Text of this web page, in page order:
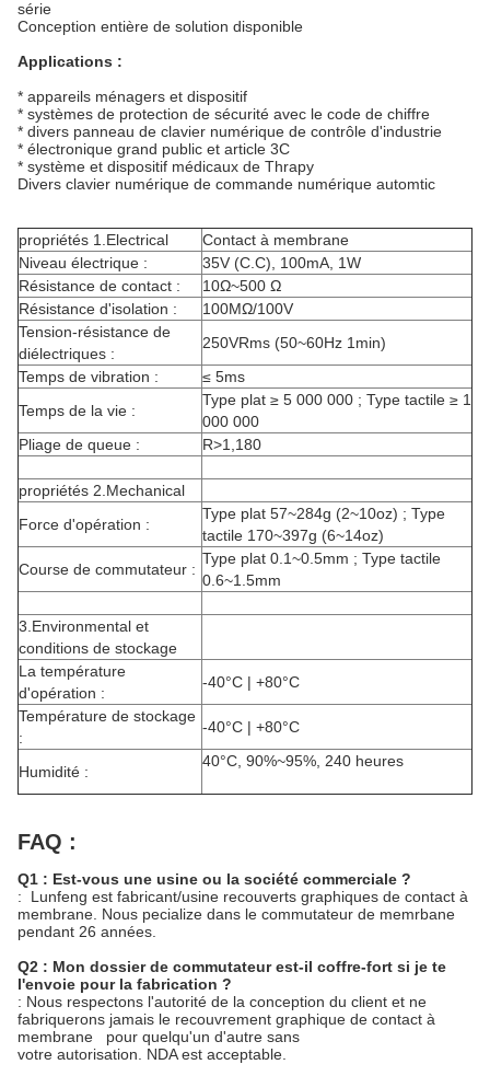
série
Conception entière de solution disponible
Applications :
* appareils ménagers et dispositif
* systèmes de protection de sécurité avec le code de chiffre
* divers panneau de clavier numérique de contrôle d'industrie
* électronique grand public et article 3C
* système et dispositif médicaux de Thrapy
Divers clavier numérique de commande numérique automtic
propriétés 1.Electrical
Contact à membrane
Niveau électrique :
35V (C.C), 100mA, 1W
Résistance de contact :
10Ω~500 Ω
Résistance d'isolation :
100MΩ/100V
Tension-résistance de
diélectriques :
250VRms (50~60Hz 1min)
Temps de vibration :
≤ 5ms
Temps de la vie :
Type plat ≥ 5 000 000 ; Type tactile ≥ 1
000 000
Pliage de queue :
R>1,180
propriétés 2.Mechanical
Force d'opération :
Type plat 57~284g (2~10oz) ; Type
tactile 170~397g (6~14oz)
Course de commutateur :
Type plat 0.1~0.5mm ; Type tactile
0.6~1.5mm
3.Environmental et
conditions de stockage
La température
d'opération :
-40°C | +80°C
Température de stockage
:
-40°C | +80°C
Humidité :
40°C, 90%~95%, 240 heures
FAQ :
Q1 : Est-vous une usine ou la société commerciale ?
: Lunfeng est fabricant/usine recouverts graphiques de contact à
membrane. Nous pecialize dans le commutateur de memrbane
pendant 26 années.
Q2 : Mon dossier de commutateur est-il coffre-fort si je te
l'envoie pour la fabrication ?
: Nous respectons l'autorité de la conception du client et ne
fabriquerons jamais le recouvrement graphique de contact à
membrane pour quelqu'un d'autre sans
votre autorisation. NDA est acceptable.